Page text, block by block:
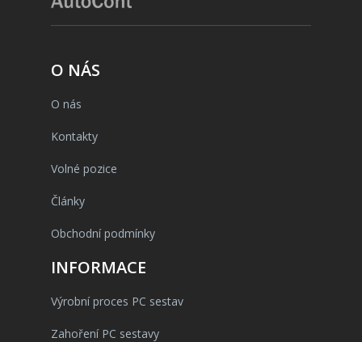
O NÁS
O nás
Kontakty
Volné pozice
Články
Obchodní podmínky
INFORMACE
Výrobní proces PC sestav
Zahoření PC sestavy